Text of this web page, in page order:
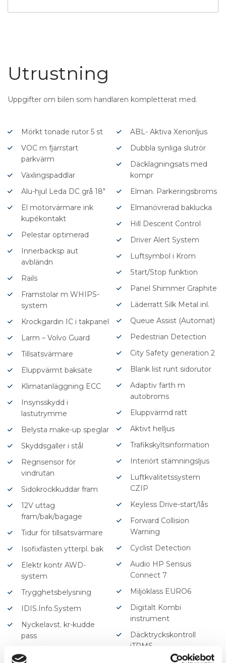
Utrustning
Uppgifter om bilen som handlaren kompletterat med.
Mörkt tonade rutor 5 st
VOC m fjärrstart
parkvärm
Växlingspaddlar
Alu-hjul Leda DC grå 18″
El motorvärmare ink
kupékontakt
Pelestar optimerad
Innerbacksp aut
avbländn
Rails
Framstolar m WHIPS-
system
Krockgardin IC i takpanel
Larm – Volvo Guard
Tillsatsvärmare
Eluppvärmt baksäte
Klimatanläggning ECC
Insynsskydd i
lastutrymme
Belysta make-up speglar
Skyddsgaller i stål
Regnsensor för
vindrutan
Sidokrockkuddar fram
12V uttag
fram/bak/bagage
Tidur för tillsatsvärmare
Isofixfästen ytterpl. bak
Elektr kontr AWD-
system
Trygghetsbelysning
IDIS.Info.System
Nyckelavst. kr-kudde
pass
Parkeringshjälp bak
ABL- Aktiva Xenonljus
Dubbla synliga slutrör
Däcklagningsats med
kompr
Elman. Parkeringsbroms
Elmanövrerad baklucka
Hill Descent Control
Driver Alert System
Luftsymbol i Krom
Start/Stop funktion
Panel Shimmer Graphite
Läderratt Silk Metal inl.
Queue Assist (Automat)
Pedestrian Detection
City Safety generation 2
Blank list runt sidorutor
Adaptiv farth m
autobroms
Eluppvärmd ratt
Aktivt helljus
Trafikskyltsinformation
Interiört stämningsljus
Luftkvalitetssystem
CZIP
Keyless Drive-start/lås
Forward Collision
Warning
Cyclist Detection
Audio HP Sensus
Connect 7
Miljöklass EURO6
Digitalt Kombi
instrument
Däcktryckskontroll
iTPMS